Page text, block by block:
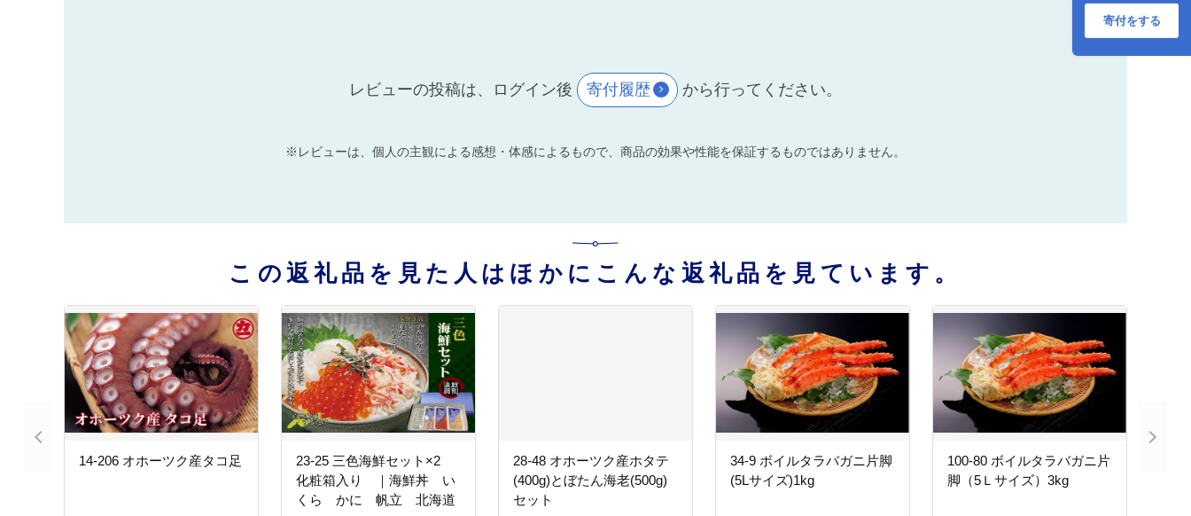
寄付をする
レビューの投稿は、ログイン後 寄付履歴 から行ってください。
※レビューは、個人の主観による感想・体感によるもので、商品の効果や性能を保証するものではありません。
この返礼品を見た人はほかにこんな返礼品を見ています。
14-206 オホーツク産タコ足
23-25 三色海鮮セット×2
化粧箱入り ｜海鮮丼 い
くら かに 帆立 北海道
28-48 オホーツク産ホタテ
(400g)とぼたん海老(500g)
セット
34-9 ボイルタラバガニ片脚
(5Lサイズ)1kg
100-80 ボイルタラバガニ片
脚（5Ｌサイズ）3kg